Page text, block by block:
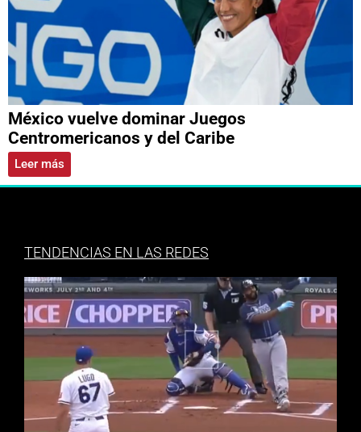
México vuelve dominar Juegos
Centromericanos y del Caribe
Leer más
TENDENCIAS EN LAS REDES